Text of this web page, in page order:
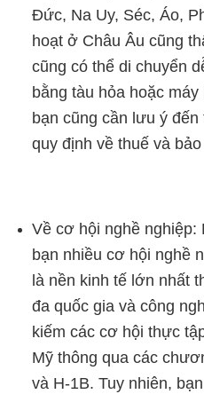
Đức, Na Uy, Séc, Áo,
hoạt ở Châu Âu cũng
cũng có thể di chuyển
bằng tàu hỏa hoặc
bạn cũng cần lưu ý
quy định về thuế và
Về cơ hội nghề nghiệp:
bạn nhiều cơ hội nghề
là nền kinh tế lớn nhất
đa quốc gia và công
kiếm các cơ hội thực
Mỹ thông qua các
và H-1B. Tuy nhiên,